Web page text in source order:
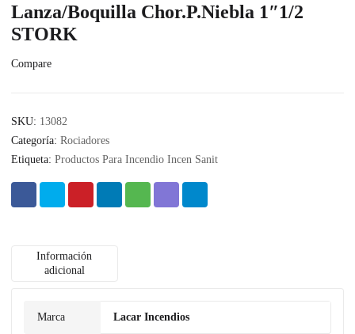
Lanza/Boquilla Chor.P.Niebla 1″1/2
STORK
Compare
SKU: 13082
Categoría: Rociadores
Etiqueta: Productos Para Incendio Incen Sanit
Información
adicional
Marca Lacar Incendios